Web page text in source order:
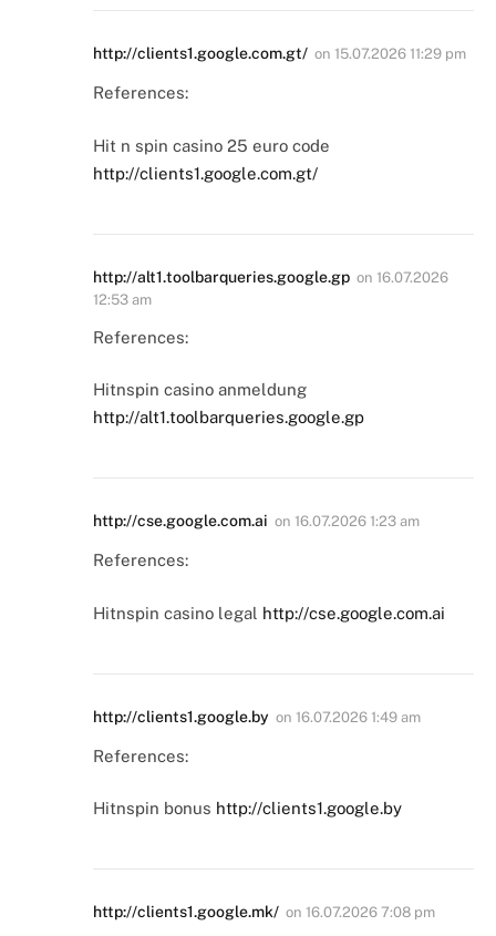
http://clients1.google.com.gt/ on 15.07.2026 11:29 pm
References:
Hit n spin casino 25 euro code
http://clients1.google.com.gt/
http://alt1.toolbarqueries.google.gp on 16.07.2026
12:53 am
References:
Hitnspin casino anmeldung
http://alt1.toolbarqueries.google.gp
http://cse.google.com.ai on 16.07.2026 1:23 am
References:
Hitnspin casino legal http://cse.google.com.ai
http://clients1.google.by on 16.07.2026 1:49 am
References:
Hitnspin bonus http://clients1.google.by
http://clients1.google.mk/ on 16.07.2026 7:08 pm